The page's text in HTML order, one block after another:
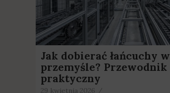
Jak dobierać łańcuchy w
przemyśle? Przewodnik
praktyczny
29 kwietnia 2026 /